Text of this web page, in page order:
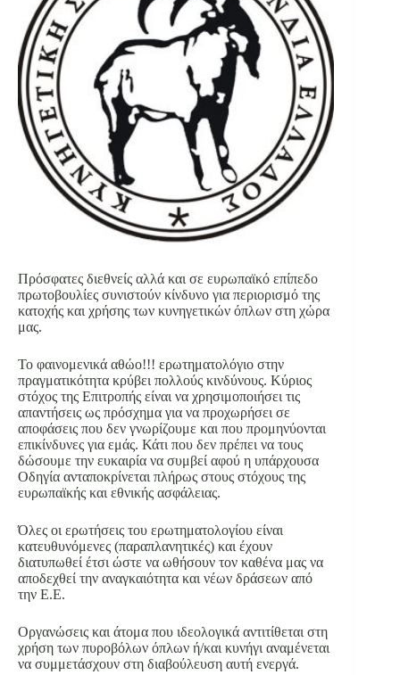
Πρόσφατες διεθνείς αλλά και σε ευρωπαϊκό επίπεδο
πρωτοβουλίες συνιστούν κίνδυνο για περιορισμό της
κατοχής και χρήσης των κυνηγετικών όπλων στη χώρα
μας.
Το φαινομενικά αθώο!!! ερωτηματολόγιο στην
πραγματικότητα κρύβει πολλούς κινδύνους. Κύριος
στόχος της Επιτροπής είναι να χρησιμοποιήσει τις
απαντήσεις ως πρόσχημα για να προχωρήσει σε
αποφάσεις που δεν γνωρίζουμε και που προμηνύονται
επικίνδυνες για εμάς. Κάτι που δεν πρέπει να τους
δώσουμε την ευκαιρία να συμβεί αφού η υπάρχουσα
Οδηγία ανταποκρίνεται πλήρως στους στόχους της
ευρωπαϊκής και εθνικής ασφάλειας.
Όλες οι ερωτήσεις του ερωτηματολογίου είναι
κατευθυνόμενες (παραπλανητικές) και έχουν
διατυπωθεί έτσι ώστε να ωθήσουν τον καθένα μας να
αποδεχθεί την αναγκαιότητα και νέων δράσεων από
την Ε.Ε.
Οργανώσεις και άτομα που ιδεολογικά αντιτίθεται στη
χρήση των πυροβόλων όπλων ή/και κυνήγι αναμένεται
να συμμετάσχουν στη διαβούλευση αυτή ενεργά.